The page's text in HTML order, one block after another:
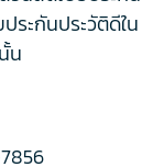
ระกันประวัติดีใน
น